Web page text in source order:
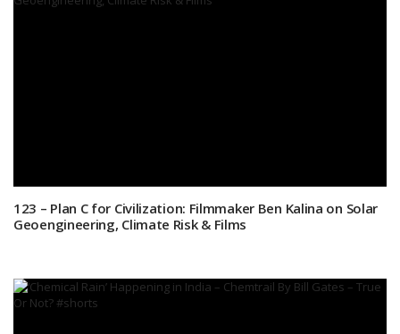
123 – Plan C for Civilization: Filmmaker Ben Kalina on Solar
Geoengineering, Climate Risk & Films